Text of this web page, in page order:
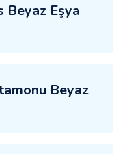
Beyaz Eşya
Beyaz